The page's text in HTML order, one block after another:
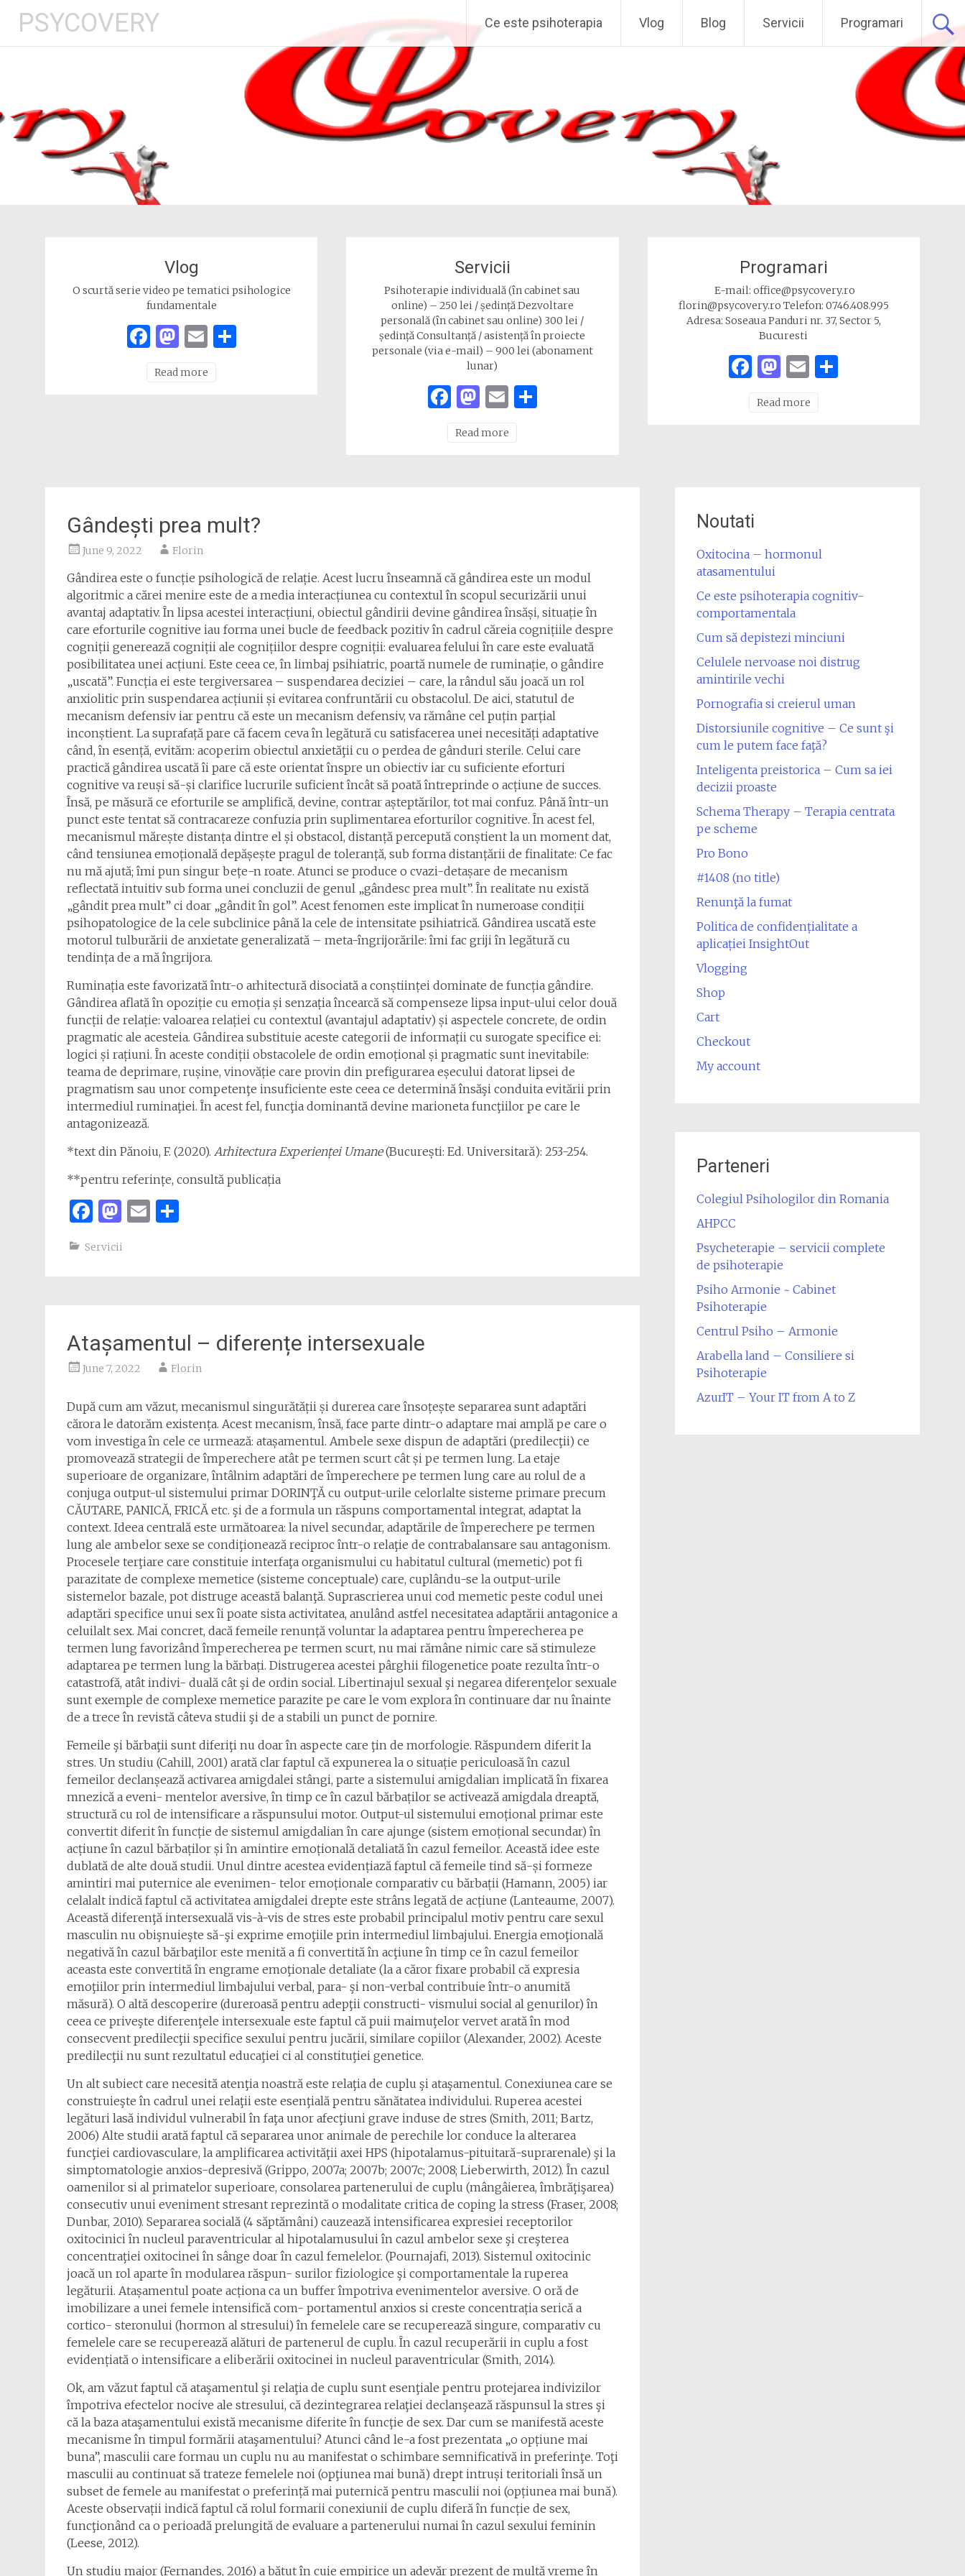
content
PSYCOVERY Ce este psihoterapia Vlog Blog Servicii Programari
Vlog
O scurtă serie video pe tematici psihologice
fundamentale
Facebook
Mastodon
EmailShare
Read more
Servicii
Psihoterapie individuală (în cabinet sau
online) – 250 lei / ședință Dezvoltare
personală (în cabinet sau online) 300 lei /
ședință Consultanță / asistență în proiecte
personale (via e-mail) – 900 lei (abonament
lunar)
Facebook
Mastodon
EmailShare
Read more
Programari
E-mail: office@psycovery.ro
florin@psycovery.ro Telefon: 0746.408.995
Adresa: Soseaua Panduri nr. 37, Sector 5,
Bucuresti
Facebook
Mastodon
Email
Read more
Gândești prea mult?
June 9, 2022 Florin
Gândirea este o funcție psihologică de relație. Acest lucru înseamnă că gândirea este un modul
algoritmic a cărei menire este de a media interacțiunea cu contextul în scopul securizării unui
avantaj adaptativ. În lipsa acestei interacțiuni, obiectul gândirii devine gândirea însăși, situație în
care eforturile cognitive iau forma unei bucle de feedback pozitiv în cadrul căreia cognițiile despre
cogniții generează cogniții ale cognițiilor despre cogniții: evaluarea felului în care este evaluată
posibilitatea unei acțiuni. Este ceea ce, în limbaj psihiatric, poartă numele de ruminație, o gândire
„uscată”. Funcția ei este tergiversarea – suspendarea deciziei – care, la rândul său joacă un rol
anxiolitic prin suspendarea acțiunii și evitarea confruntării cu obstacolul. De aici, statutul de
mecanism defensiv iar pentru că este un mecanism defensiv, va rămâne cel puțin parțial
inconștient. La suprafață pare că facem ceva în legătură cu satisfacerea unei necesități adaptative
când, în esență, evităm: acoperim obiectul anxietăţii cu o perdea de gânduri sterile. Celui care
practică gândirea uscată îi pare că este orientat înspre un obiectiv iar cu suficiente eforturi
cognitive va reuși să-și clarifice lucrurile suficient încât să poată întreprinde o acțiune de succes.
Însă, pe măsură ce eforturile se amplifică, devine, contrar așteptărilor, tot mai confuz. Până într-un
punct este tentat să contracareze confuzia prin suplimentarea eforturilor cognitive. În acest fel,
mecanismul mărește distanța dintre el și obstacol, distanță percepută conștient la un moment dat,
când tensiunea emoțională depășește pragul de toleranță, sub forma distanțării de finalitate: Ce fac
nu mă ajută; îmi pun singur bețe-n roate. Atunci se produce o cvazi-detașare de mecanism
reflectată intuitiv sub forma unei concluzii de genul „gândesc prea mult”. În realitate nu există
„gândit prea mult” ci doar „gândit în gol”. Acest fenomen este implicat în numeroase condiții
psihopatologice de la cele subclinice până la cele de intensitate psihiatrică. Gândirea uscată este
motorul tulburării de anxietate generalizată – meta-îngrijorările: îmi fac griji în legătură cu
tendința de a mă îngrijora.
Ruminația este favorizată într-o arhitectură disociată a conștiinței dominate de funcția gândire.
Gândirea aflată în opoziție cu emoția și senzația încearcă să compenseze lipsa input-ului celor două
funcții de relație: valoarea relației cu contextul (avantajul adaptativ) și aspectele concrete, de ordin
pragmatic ale acesteia. Gândirea substituie aceste categorii de informații cu surogate specifice ei:
logici și rațiuni. În aceste condiții obstacolele de ordin emoțional și pragmatic sunt inevitabile:
teama de deprimare, rușine, vinovăție care provin din prefigurarea eșecului datorat lipsei de
pragmatism sau unor competenţe insuficiente este ceea ce determină însăşi conduita evitării prin
intermediul ruminaţiei. În acest fel, funcţia dominantă devine marioneta funcţiilor pe care le
antagonizează.
*text din Pănoiu, F. (2020). Arhitectura Experienței Umane(București: Ed. Universitară): 253-254.
**pentru referințe, consultă publicația
Facebook
Mastodon
Email
Servicii
Atașamentul – diferențe intersexuale
June 7, 2022 Florin
După cum am văzut, mecanismul singurătății și durerea care însoțește separarea sunt adaptări
cărora le datorăm existența. Acest mecanism, însă, face parte dintr-o adaptare mai amplă pe care o
vom investiga în cele ce urmează: atașamentul. Ambele sexe dispun de adaptări (predilecţii) ce
promovează strategii de împerechere atât pe termen scurt cât și pe termen lung. La etaje
superioare de organizare, întâlnim adaptări de împerechere pe termen lung care au rolul de a
conjuga output-ul sistemului primar DORINŢĂ cu output-urile celorlalte sisteme primare precum
CĂUTARE, PANICĂ, FRICĂ etc. şi de a formula un răspuns comportamental integrat, adaptat la
context. Ideea centrală este următoarea: la nivel secundar, adaptările de împerechere pe termen
lung ale ambelor sexe se condiţionează reciproc într-o relaţie de contrabalansare sau antagonism.
Procesele terţiare care constituie interfaţa organismului cu habitatul cultural (memetic) pot fi
parazitate de complexe memetice (sisteme conceptuale) care, cuplându-se la output-urile
sistemelor bazale, pot distruge această balanţă. Suprascrierea unui cod memetic peste codul unei
adaptări specifice unui sex îi poate sista activitatea, anulând astfel necesitatea adaptării antagonice a
celuilalt sex. Mai concret, dacă femeile renunță voluntar la adaptarea pentru împerecherea pe
termen lung favorizând împerecherea pe termen scurt, nu mai rămâne nimic care să stimuleze
adaptarea pe termen lung la bărbați. Distrugerea acestei pârghii filogenetice poate rezulta într-o
catastrofă, atât indivi- duală cât şi de ordin social. Libertinajul sexual şi negarea diferenţelor sexuale
sunt exemple de complexe memetice parazite pe care le vom explora în continuare dar nu înainte
de a trece în revistă câteva studii şi de a stabili un punct de pornire.
Femeile şi bărbaţii sunt diferiţi nu doar în aspecte care ţin de morfologie. Răspundem diferit la
stres. Un studiu (Cahill, 2001) arată clar faptul că expunerea la o situație periculoasă în cazul
femeilor declanșează activarea amigdalei stângi, parte a sistemului amigdalian implicată în fixarea
mnezică a eveni- mentelor aversive, în timp ce în cazul bărbaților se activează amigdala dreaptă,
structură cu rol de intensificare a răspunsului motor. Output-ul sistemului emoțional primar este
convertit diferit în funcție de sistemul amigdalian în care ajunge (sistem emoțional secundar) în
acțiune în cazul bărbaților și în amintire emoțională detaliată în cazul femeilor. Această idee este
dublată de alte două studii. Unul dintre acestea evidențiază faptul că femeile tind să-și formeze
amintiri mai puternice ale evenimen- telor emoționale comparativ cu bărbații (Hamann, 2005) iar
celalalt indică faptul că activitatea amigdalei drepte este strâns legată de acțiune (Lanteaume, 2007).
Această diferenţă intersexuală vis-à-vis de stres este probabil principalul motiv pentru care sexul
masculin nu obişnuieşte să-şi exprime emoţiile prin intermediul limbajului. Energia emoţională
negativă în cazul bărbaţilor este menită a fi convertită în acţiune în timp ce în cazul femeilor
aceasta este convertită în engrame emoţionale detaliate (la a căror fixare probabil că expresia
emoţiilor prin intermediul limbajului verbal, para- şi non-verbal contribuie într-o anumită
măsură). O altă descoperire (dureroasă pentru adepţii constructi- vismului social al genurilor) în
ceea ce priveşte diferenţele intersexuale este faptul că puii maimuţelor vervet arată în mod
consecvent predilecţii specifice sexului pentru jucării, similare copiilor (Alexander, 2002). Aceste
predilecţii nu sunt rezultatul educaţiei ci al constituţiei genetice.
Un alt subiect care necesită atenţia noastră este relaţia de cuplu şi ataşamentul. Conexiunea care se
construieşte în cadrul unei relaţii este esenţială pentru sănătatea individului. Ruperea acestei
legături lasă individul vulnerabil în faţa unor afecţiuni grave induse de stres (Smith, 2011; Bartz,
2006) Alte studii arată faptul că separarea unor animale de perechile lor conduce la alterarea
funcţiei cardiovasculare, la amplificarea activităţii axei HPS (hipotalamus-pituitară-suprarenale) şi la
simptomatologie anxios-depresivă (Grippo, 2007a; 2007b; 2007c; 2008; Lieberwirth, 2012). În cazul
oamenilor si al primatelor superioare, consolarea partenerului de cuplu (mângâierea, îmbrăţişarea)
consecutiv unui eveniment stresant reprezintă o modalitate critica de coping la stress (Fraser, 2008;
Dunbar, 2010). Separarea socială (4 săptămâni) cauzează intensificarea expresiei receptorilor
oxitocinici în nucleul paraventricular al hipotalamusului în cazul ambelor sexe şi creşterea
concentraţiei oxitocinei în sânge doar în cazul femelelor. (Pournajafi, 2013). Sistemul oxitocinic
joacă un rol aparte în modularea răspun- surilor fiziologice şi comportamentale la ruperea
legăturii. Atașamentul poate acționa ca un buffer împotriva evenimentelor aversive. O oră de
imobilizare a unei femele intensifică com- portamentul anxios si creste concentrația serică a
cortico- steronului (hormon al stresului) în femelele care se recuperează singure, comparativ cu
femelele care se recuperează alături de partenerul de cuplu. În cazul recuperării in cuplu a fost
evidențiată o intensificare a eliberării oxitocinei in nucleul paraventricular (Smith, 2014).
Ok, am văzut faptul că ataşamentul şi relaţia de cuplu sunt esenţiale pentru protejarea indivizilor
împotriva efectelor nocive ale stresului, că dezintegrarea relaţiei declanşează răspunsul la stres şi
că la baza ataşamentului există mecanisme diferite în funcţie de sex. Dar cum se manifestă aceste
mecanisme în timpul formării ataşamentului? Atunci când le-a fost prezentata „o opțiune mai
buna”, masculii care formau un cuplu nu au manifestat o schimbare semnificativă in preferinţe. Toţi
masculii au continuat să trateze femelele noi (opţiunea mai bună) drept intruși teritoriali însă un
subset de femele au manifestat o preferință mai puternică pentru masculii noi (opțiunea mai bună).
Aceste observații indică faptul că rolul formarii conexiunii de cuplu diferă în funcție de sex,
funcţionând ca o perioadă prelungită de evaluare a partenerului numai în cazul sexului feminin
(Leese, 2012).
Un studiu major (Fernandes, 2016) a bătut în cuie empirice un adevăr prezent de multă vreme în
Noutati
Oxitocina – hormonul
atasamentului
Ce este psihoterapia cognitiv-
comportamentala
Cum să depistezi minciuni
Celulele nervoase noi distrug
amintirile vechi
Pornografia si creierul uman
Distorsiunile cognitive – Ce sunt şi
cum le putem face faţă?
Inteligenta preistorica – Cum sa iei
decizii proaste
Schema Therapy – Terapia centrata
pe scheme
Pro Bono
#1408 (no title)
Renunţă la fumat
Politica de confidențialitate a
aplicației InsightOut
Vlogging
Shop
Cart
Checkout
My account
Parteneri
Colegiul Psihologilor din Romania
AHPCC
Psycheterapie – servicii complete
de psihoterapie
Psiho Armonie ~ Cabinet
Psihoterapie
Centrul Psiho – Armonie
Arabella land – Consiliere si
Psihoterapie
AzurIT – Your IT from A to Z